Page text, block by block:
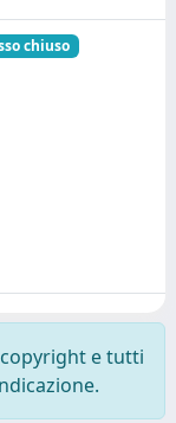
chiuso
e tutti